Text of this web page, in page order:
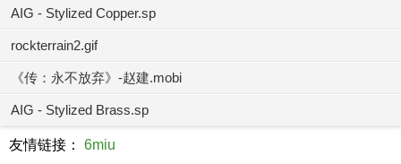
AIG - Stylized Copper.sp
rockterrain2.gif
《传：永不放弃》-赵建.mobi
AIG - Stylized Brass.sp
友情链接： 6miu